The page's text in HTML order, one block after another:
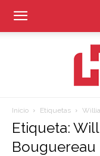
Inicio Etiquetas
Etiqueta:
Bouguereau